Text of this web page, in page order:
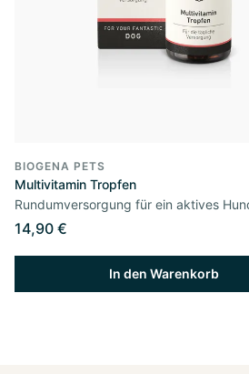
BIOGENA PETS
Multivitamin Tropfen
Rundumversorgung für ein aktives
14,90 €
In den Warenkorb